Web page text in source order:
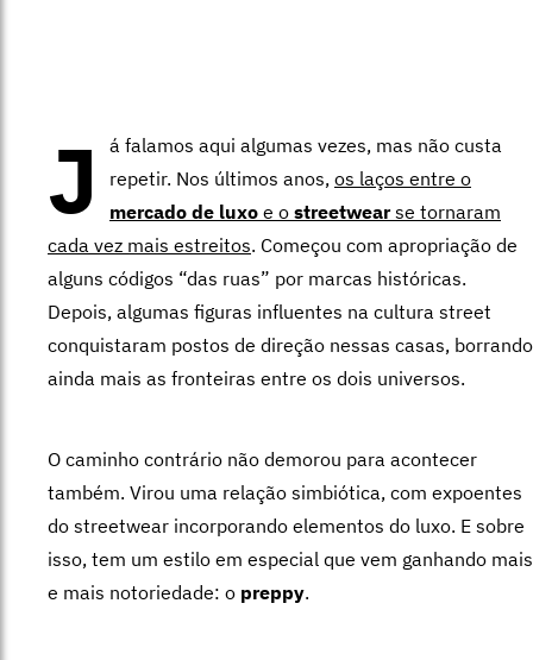
J
á falamos aqui algumas vezes, mas não custa
repetir. Nos últimos anos, os laços entre o
mercado de luxo e o streetwearse tornaram
cada vez mais estreitos. Começou com apropriação de
alguns códigos “das ruas” por marcas históricas.
Depois, algumas figuras influentes na cultura street
conquistaram postos de direção nessas casas, borrando
ainda mais as fronteiras entre os dois universos.
O caminho contrário não demorou para acontecer
também. Virou uma relação simbiótica, com expoentes
do streetwear incorporando elementos do luxo. E sobre
isso, tem um estilo em especial que vem ganhando mais
e mais notoriedade: o preppy.